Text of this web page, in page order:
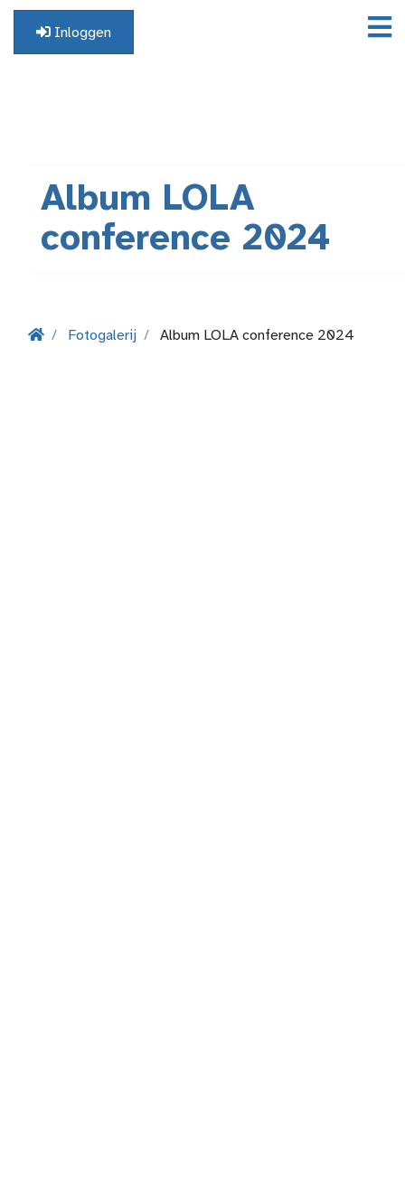
Inloggen
Album LOLA
conference 2024
Fotogalerij Album LOLA conference 2024